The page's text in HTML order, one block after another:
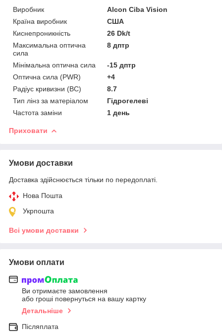
Виробник
Alcon Ciba Vision
Країна виробник
США
Киснепроникність
26 Dk/t
Максимальна оптична
сила
8 дптр
Мінімальна оптична сила
-15 дптр
Оптична сила (PWR)
+4
Радіус кривизни (BC)
8.7
Тип лінз за матеріалом
Гідрогелеві
Частота заміни
1 день
Приховати
Умови доставки
Доставка здійснюється тільки по передоплаті.
Нова Пошта
Укрпошта
Всі умови доставки
Умови оплати
Ви отримаєте замовлення
або гроші повернуться на вашу картку
Детальніше
Післяплата